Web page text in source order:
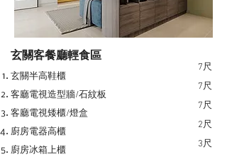
玄關客餐廳輕食區
玄關半高鞋櫃
客廳電視造型牆/石紋板
客廳電視矮櫃/燈盒
廚房電器高櫃
廚房冰箱上櫃
7尺
7尺
7尺
2尺
3尺